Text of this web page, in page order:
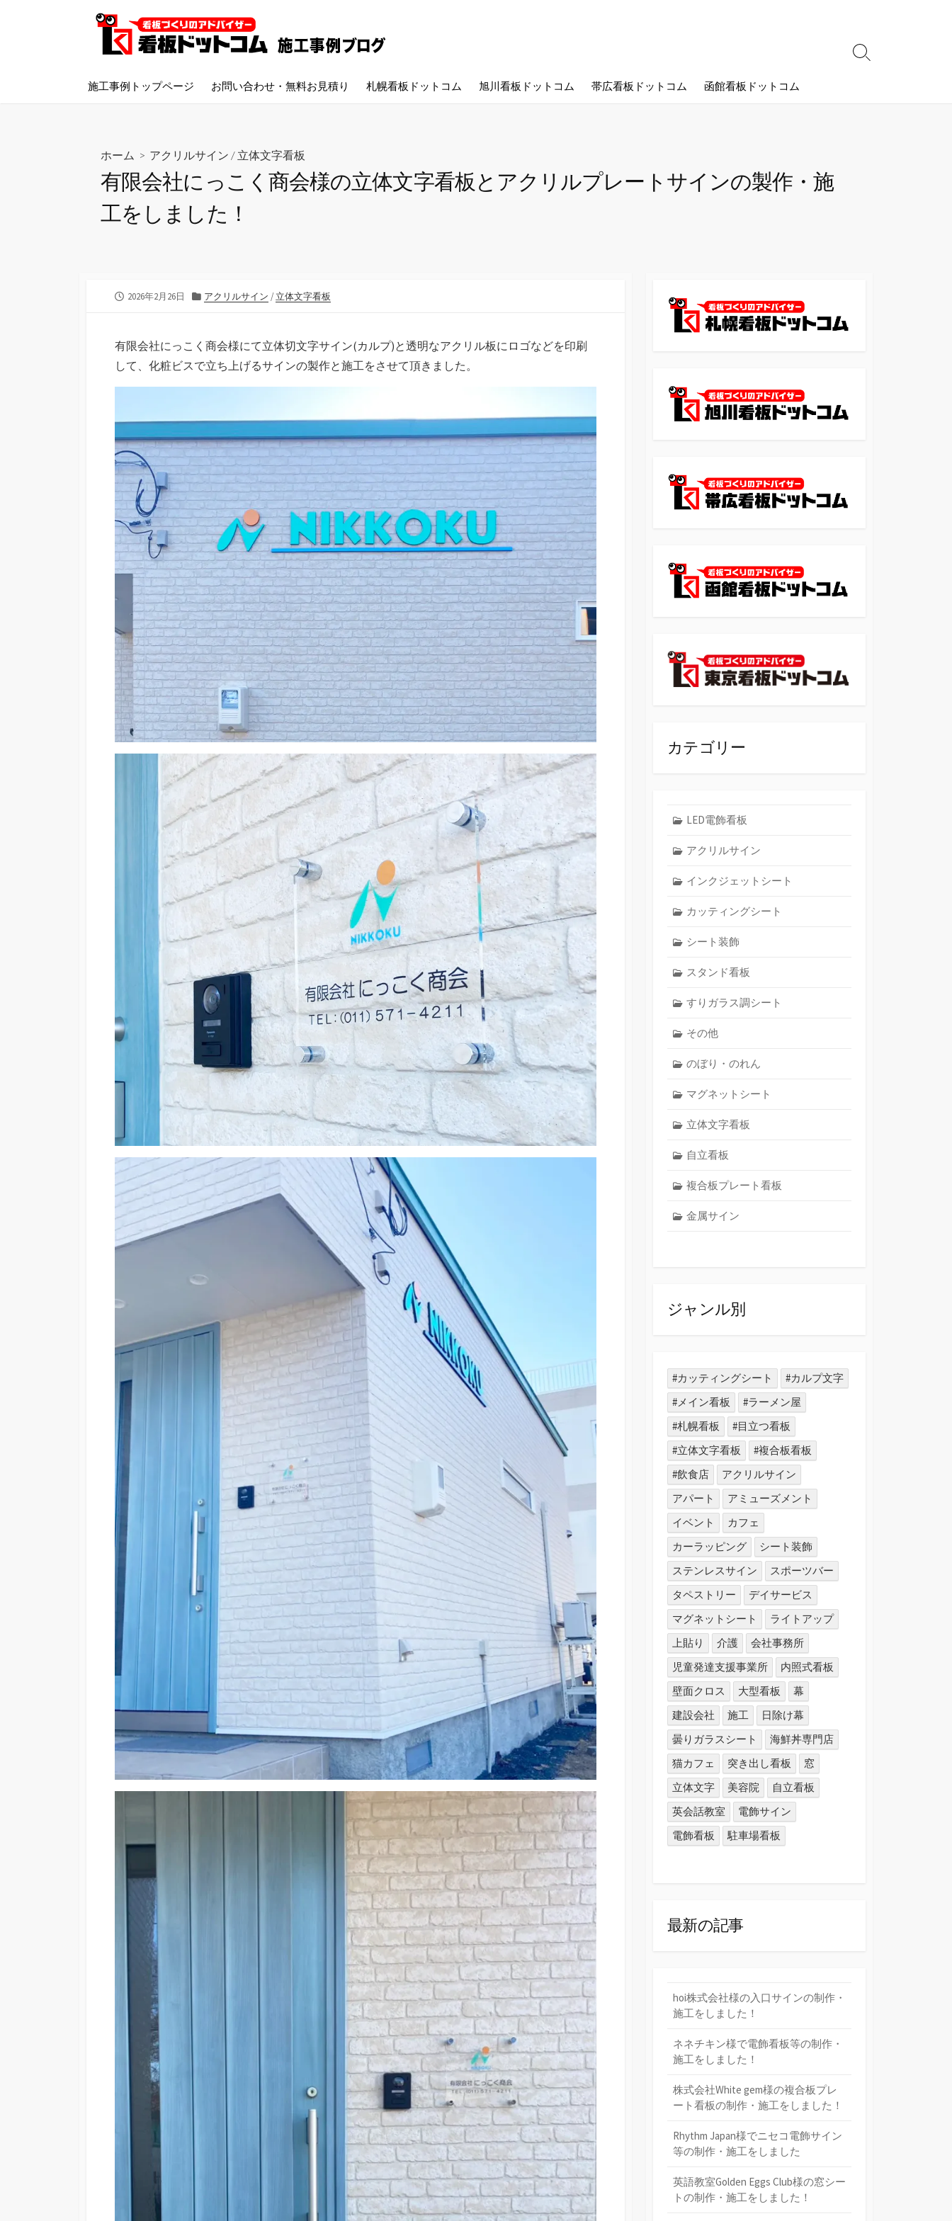
へ
施工事例トップページ お問い合わせ・無料お見積り 札幌看板ドットコム 旭川看板ドットコム 帯広看板ドットコム 函館看板ドットコム
検
ホーム > アクリルサイン / 立体文字看板
有限会社にっこく商会様の立体文字看板とアクリルプレートサインの製作・施
工をしました！
公
2026年2月26日
カ
リ
ー
アクリルサイン /立体文字看板
有限会社にっこく商会様にて立体切文字サイン(カルプ)と透明なアクリル板にロゴなどを印刷
して、化粧ビスで立ち上げるサインの製作と施工をさせて頂きました。
カテゴリー
LED電飾看板
アクリルサイン
インクジェットシート
カッティングシート
シート装飾
スタンド看板
すりガラス調シート
その他
のぼり・のれん
マグネットシート
立体文字看板
自立看板
複合板プレート看板
金属サイン
ジャンル別
#カッティングシート
#カルプ文字
#メイン看板
#ラーメン屋
#札幌看板
#目立つ看板
#立体文字看板
#複合板看板
#飲食店
アクリルサイン
アパート
アミューズメント
イベント
カフェ
カーラッピング
シート装飾
ステンレスサイン
スポーツバー
タペストリー
デイサービス
マグネットシート
ライトアップ
上貼り
介護
会社事務所
児童発達支援事業所
内照式看板
壁面クロス
大型看板
幕
建設会社
施工
日除け幕
曇りガラスシート
海鮮丼専門店
猫カフェ
突き出し看板
窓
立体文字
美容院
自立看板
英会話教室
電飾サイン
電飾看板
駐車場看板
最新の記事
hoi株式会社様の入口サインの制作・
施工をしました！
ネネチキン様で電飾看板等の制作・
施工をしました！
株式会社White gem様の複合板プレ
ート看板の制作・施工をしました！
Rhythm Japan様でニセコ電飾サイン
等の制作・施工をしました
英語教室Golden Eggs Club様の窓シー
トの制作・施工をしました！